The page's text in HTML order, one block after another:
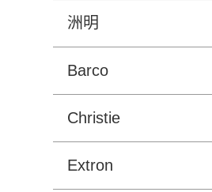
洲明
Barco
Christie
Extron